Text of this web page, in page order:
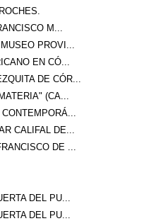
M...
PROVI...
EN CÓ...
DE CÓR...
(CA...
CALIFAL DE...
DE ...
DEL PU...
DEL PU...